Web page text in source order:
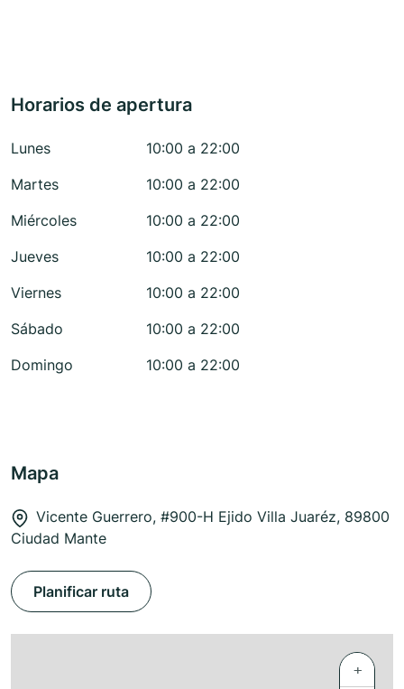
Horarios de apertura
Lunes
10:00 a 22:00
Martes
10:00 a 22:00
Miércoles
10:00 a 22:00
Jueves
10:00 a 22:00
Viernes
10:00 a 22:00
Sábado
10:00 a 22:00
Domingo
10:00 a 22:00
Mapa
Vicente Guerrero, #900-H Ejido Villa Juaréz, 89800
Ciudad Mante
Planificar ruta
+